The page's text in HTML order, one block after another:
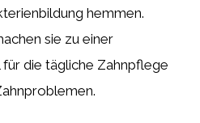
hemmen.
sie zu einer
die tägliche Zahnpflege